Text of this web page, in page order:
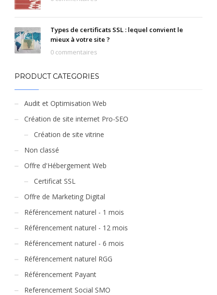
Types de certificats SSL : lequel convient le
mieux à votre site ?
0 commentaires
PRODUCT CATEGORIES
Audit et Optimisation Web
Création de site internet Pro-SEO
Création de site vitrine
Non classé
Offre d'Hébergement Web
Certificat SSL
Offre de Marketing Digital
Référencement naturel - 1 mois
Référencement naturel - 12 mois
Référencement naturel - 6 mois
Référencement naturel RGG
Référencement Payant
Referencement Social SMO